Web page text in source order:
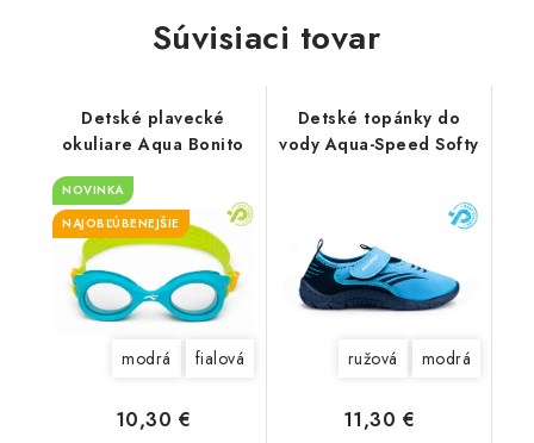
Súvisiaci tovar
Detské plavecké
okuliare Aqua Bonito
NOVINKA
NAJOBĽÚBENEJŠIE
modrá fialová
10,30 €
Detské topánky do
vody Aqua-Speed Softy
ružová modrá
11,30 €